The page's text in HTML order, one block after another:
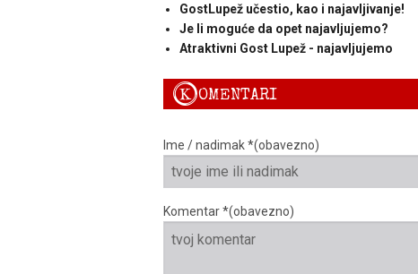
GostLupež učestio, kao i najavljivanje!
Je li moguće da opet najavljujemo?
Atraktivni Gost Lupež - najavljujemo
KOMENTARI
Ime / nadimak *(obavezno)
Komentar *(obavezno)